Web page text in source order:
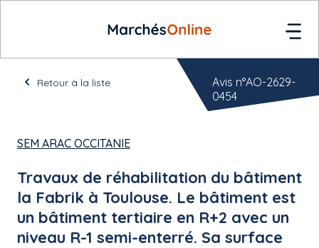
Retour à la liste
SEM ARAC OCCITANIE
Travaux de réhabilitation du bâtiment
la Fabrik à Toulouse. Le bâtiment est
un bâtiment tertiaire en R+2 avec un
niveau R-1 semi-enterré. Sa surface
Avis n°AO-2629-
0454